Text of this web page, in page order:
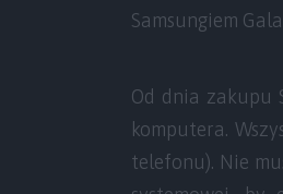
Samsungiem
Od dnia zakupu
komputera.
telefonu). Nie